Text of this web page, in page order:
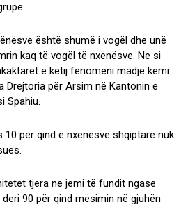
është shumë i vogël dhe unë
kaq të vogël të nxënësve. Ne si
e këtij fenomeni madje kemi
Drejtoria për Arsim në Kantonin e
Spahiu.
10 për qind e nxënësve shqiptarë nuk
tjera ne jemi të fundit ngase
90 për qind mësimin në gjuhën